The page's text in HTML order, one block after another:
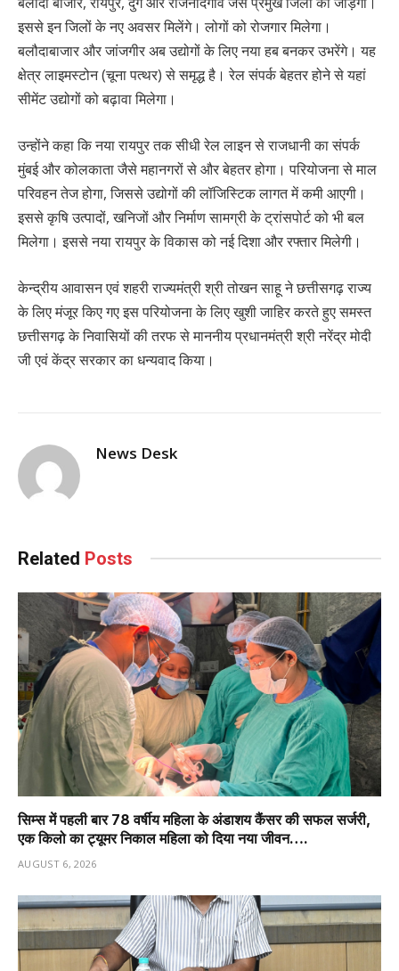
इससे इन जिलों के नए अवसर मिलेंगे। लोगों को रोजगार मिलेगा।
बलौदाबाजार और जांजगीर अब उद्योगों के लिए नया हब बनकर उभरेंगे। यह
क्षेत्र लाइमस्टोन (चूना पत्थर) से समृद्ध है। रेल संपर्क बेहतर होने से यहां
सीमेंट उद्योगों को बढ़ावा मिलेगा।
उन्होंने कहा कि नया रायपुर तक सीधी रेल लाइन से राजधानी का संपर्क
मुंबई और कोलकाता जैसे महानगरों से और बेहतर होगा। परियोजना से माल
परिवहन तेज होगा, जिससे उद्योगों की लॉजिस्टिक लागत में कमी आएगी।
इससे कृषि उत्पादों, खनिजों और निर्माण सामग्री के ट्रांसपोर्ट को भी बल
मिलेगा। इससे नया रायपुर के विकास को नई दिशा और रफ्तार मिलेगी।
केन्द्रीय आवासन एवं शहरी राज्यमंत्री श्री तोखन साहू ने छत्तीसगढ़ राज्य
के लिए मंजूर किए गए इस परियोजना के लिए खुशी जाहिर करते हुए समस्त
छत्तीसगढ़ के निवासियों की तरफ से माननीय प्रधानमंत्री श्री नरेंद्र मोदी
जी एवं केंद्र सरकार का धन्यवाद किया।
News Desk
Related Posts
सिम्स में पहली बार 78 वर्षीय महिला के अंडाशय कैंसर की सफल सर्जरी,
एक किलो का ट्यूमर निकाल महिला को दिया नया जीवन….
AUGUST 6, 2026